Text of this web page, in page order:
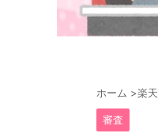
ホーム >楽
審査